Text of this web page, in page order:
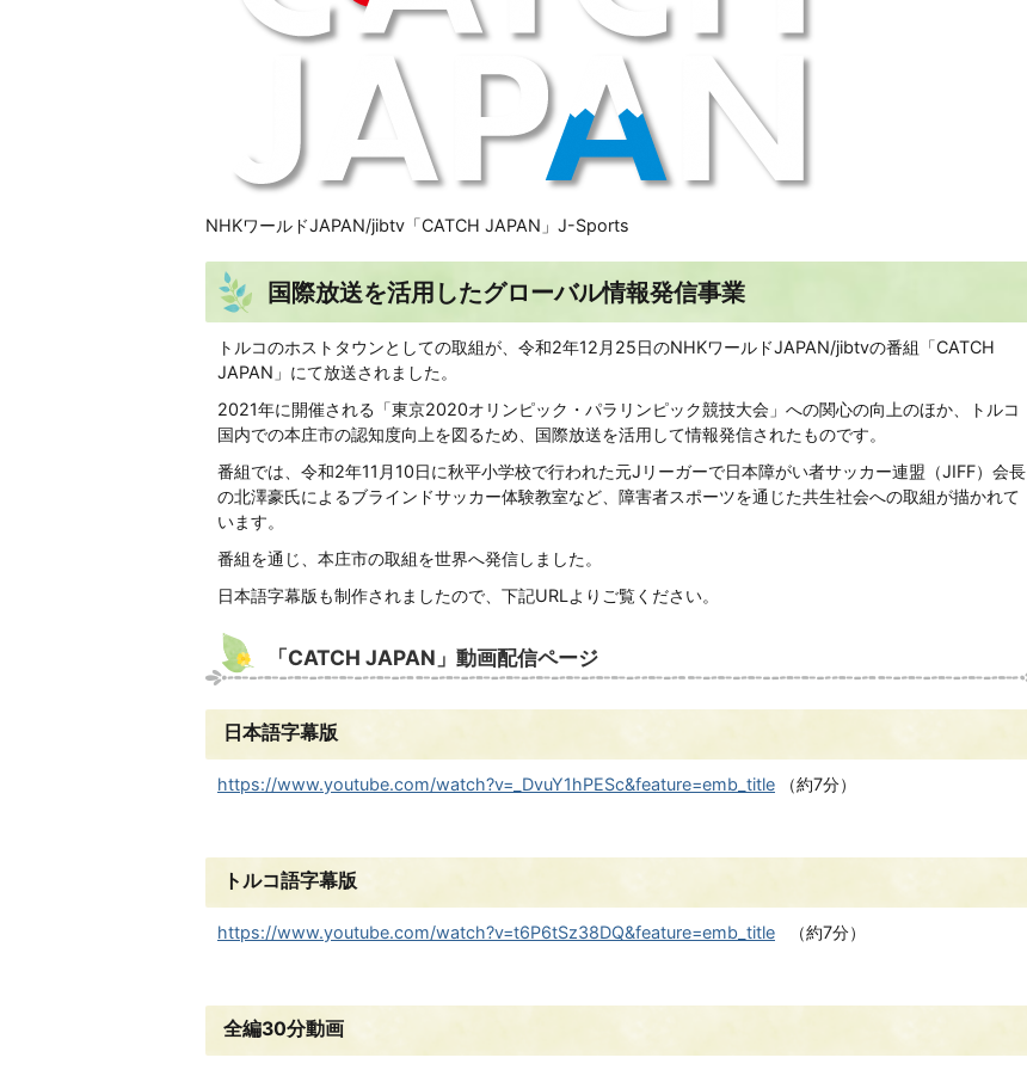
NHKワールドJAPAN/jibtv「CATCH JAPAN」J-Sports
国際放送を活用したグローバル情報発信事業
トルコのホストタウンとしての取組が、令和2年12月25日のNHKワールドJAPAN/jibtvの番組「CATCH
JAPAN」にて放送されました。
2021年に開催される「東京2020オリンピック・パラリンピック競技大会」への関心の向上のほか、トルコ
国内での本庄市の認知度向上を図るため、国際放送を活用して情報発信されたものです。
番組では、令和2年11月10日に秋平小学校で行われた元Jリーガーで日本障がい者サッカー連盟（JIFF）会長
の北澤豪氏によるブラインドサッカー体験教室など、障害者スポーツを通じた共生社会への取組が描かれて
います。
番組を通じ、本庄市の取組を世界へ発信しました。
日本語字幕版も制作されましたので、下記URLよりご覧ください。
「CATCH JAPAN」動画配信ページ
日本語字幕版
https://www.youtube.com/watch?v=_DvuY1hPESc&feature=emb_title （約7分）
トルコ語字幕版
https://www.youtube.com/watch?v=t6P6tSz38DQ&feature=emb_title （約7分）
全編30分動画